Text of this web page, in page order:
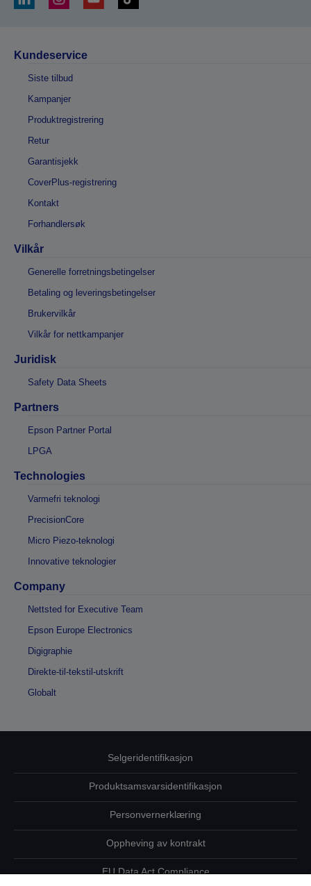
Kundeservice
Siste tilbud
Kampanjer
Produktregistrering
Retur
Garantisjekk
CoverPlus-registrering
Kontakt
Forhandlersøk
Vilkår
Generelle forretningsbetingelser
Betaling og leveringsbetingelser
Brukervilkår
Vilkår for nettkampanjer
Juridisk
Safety Data Sheets
Partners
Epson Partner Portal
LPGA
Technologies
Varmefri teknologi
PrecisionCore
Micro Piezo-teknologi
Innovative teknologier
Company
Nettsted for Executive Team
Epson Europe Electronics
Digigraphie
Direkte-til-tekstil-utskrift
Globalt
Selgeridentifikasjon
Produktsamsvarsidentifikasjon
Personvernerklæring
Oppheving av kontrakt
EU Data Act Compliance